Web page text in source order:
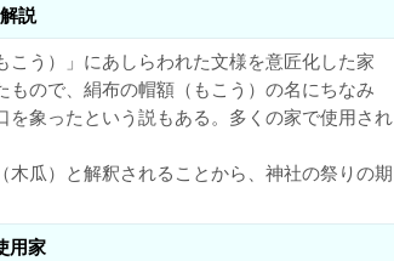
説
う）」にあしらわれた文様を意匠化した家
ので、絹布の帽額（もこう）の名にちなみ
を象ったという説もある。多くの家で使用され
瓜）と解釈されることから、神社の祭りの期
用家